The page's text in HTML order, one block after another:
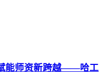
能师资新跨越——哈工